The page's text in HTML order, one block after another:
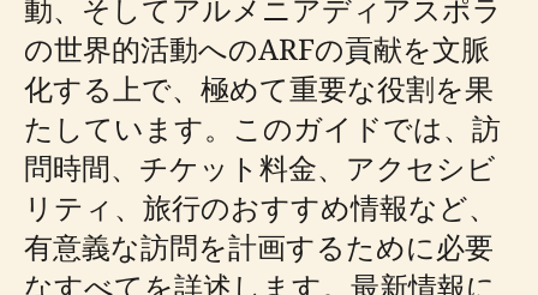
動、そしてアルメニアディアスポラ
の世界的活動へのARFの貢献を文脈
化する上で、極めて重要な役割を果
たしています。このガイドでは、訪
問時間、チケット料金、アクセシビ
リティ、旅行のおすすめ情報など、
有意義な訪問を計画するために必要
なすべてを詳述します。最新情報に